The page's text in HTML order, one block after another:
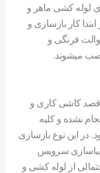
لوله کشی ماهر و
کار بازسازی و
فرنگی و
میشوند.
قصد کاشی کاری و
نشده و کلیه
این نوع بازسازی
سرویس
از لوله کشی و